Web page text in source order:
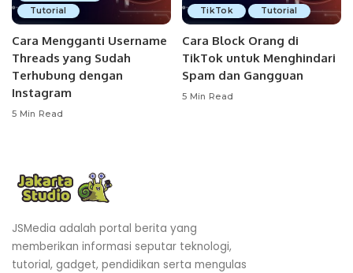
Tutorial
Cara Mengganti Username
Threads yang Sudah
Terhubung dengan
Instagram
5 Min Read
TikTok Tutorial
Cara Block Orang di
TikTok untuk Menghindari
Spam dan Gangguan
5 Min Read
JSMedia adalah portal berita yang
memberikan informasi seputar teknologi,
tutorial, gadget, pendidikan serta mengulas